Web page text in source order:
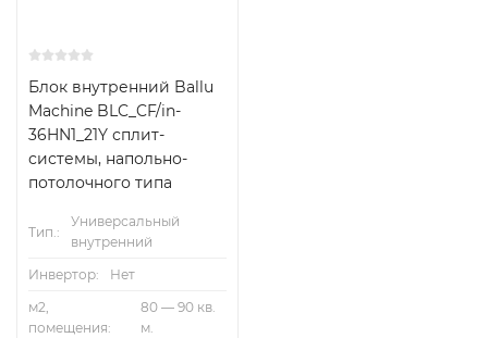
Блок внутренний Ballu
Machine BLC_CF/in-
36HN1_21Y сплит-
системы, напольно-
потолочного типа
Тип.:
Универсальный
внутренний
Инвертор:
Нет
м2,
помещения:
80 — 90 кв.
м.